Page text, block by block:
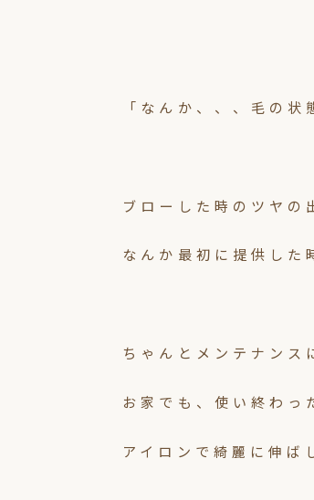
「なんか、、、毛の状
ブローした時のツヤの
なんか最初に提供した
ちゃんとメンテナンス
お家でも、使い終わっ
アイロンで綺麗に伸ば